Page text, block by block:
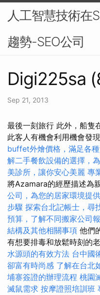
人工智慧技術在
趨勢-SEO公司
Digi225sa
Sep 21, 2013
最後一刻旅行 此外，船隻
此客人有機會利用機會發
buffet外燴價格，滿足各
解二手餐飲設備的選擇，
美診所，讓你安心美麗 專
將Azamara的經歷描述為
公司，為您的居家環境提
步驟 探索台北記帳士，尋
預算，了解不同搬家公司
結構及其他相關事項 他們
有想要排毒和放鬆時刻的
水源頭的有效方法 台中國
卻富有時尚感 了解在台北
埔寨簽證的辦理流程 桃園
滅鼠需求 按摩證照培訓班